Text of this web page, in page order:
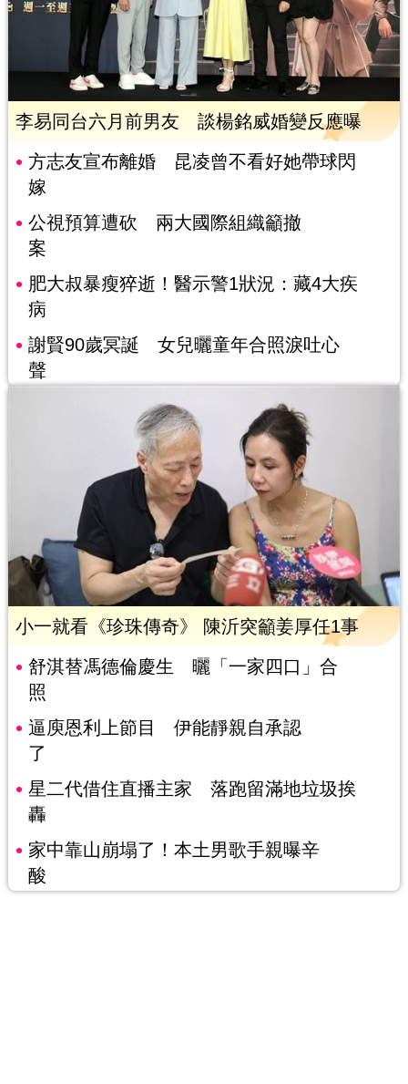
李易同台六月前男友 談楊銘威婚變反應曝
方志友宣布離婚 昆凌曾不看好她帶球閃
嫁
公視預算遭砍 兩大國際組織籲撤
案
肥大叔暴瘦猝逝！醫示警1狀況：藏4大疾
病
謝賢90歲冥誕 女兒曬童年合照淚吐心
聲
小一就看《珍珠傳奇》 陳沂突籲姜厚任1事
舒淇替馮德倫慶生 曬「一家四口」合
照
逼庾恩利上節目 伊能靜親自承認
了
星二代借住直播主家 落跑留滿地垃圾挨
轟
家中靠山崩塌了！本土男歌手親曝辛
酸